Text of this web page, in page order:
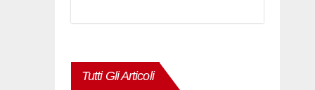
Tutti Gli Articoli